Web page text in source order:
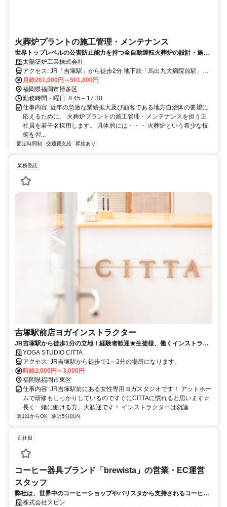
火葬炉プラントの施工管理・メンテナンス
世界トップレベルの公害防止能力を持つ全自動運転火葬炉の設計・施
工・メンテナンスを行っています。
太陽築炉工業株式会社
アクセス: JR「吉塚駅」から徒歩2分 地下鉄「馬出九大病院前駅」か
ら徒歩5分 地下鉄「千代県庁口駅」から徒歩10分
月給261,000円～501,800円
福岡県福岡市博多区
勤務時間・曜日: 8:45～17:30
仕事内容: 近年の急激な業績拡大及び顧客である地方自治体の要望に
応えるために、 火葬炉プラントの施工管理・メンテナンスを担う正
社員を若干名採用します。 具体的には・・・ 火葬炉という希少な技
術を習...
固定時間制 交通費支給 昇給あり
業務委託
吉塚駅前店ヨガインストラクター
JR吉塚駅から徒歩1分の立地！経験者歓迎★生徒様、働くインストラク
ターみんなが優しくすぐにでも馴染めます！
YOGA STUDIO CITTA
アクセス: JR吉塚駅から徒歩で1～2分の場所になります。
時給2,000円～3,000円
福岡県福岡市東区
仕事内容: JR吉塚駅前にある女性専用ヨガスタジオです！ アットホー
ムで研修もしっかりしているのですぐにCITTAに慣れると思います☆
長く一緒に働ける方、大歓迎です！ インストラクターは勿論...
週1日からOK 駅近5分以内
正社員
コーヒー器具ブランド「brewista」の営業・EC運営
スタッフ
弊社は、世界中のコーヒーショップやバリスタから支持されるコーヒー
ツールブランド「brewista」の日本総代理店です。またREC COFFEEの
株式会社スピン